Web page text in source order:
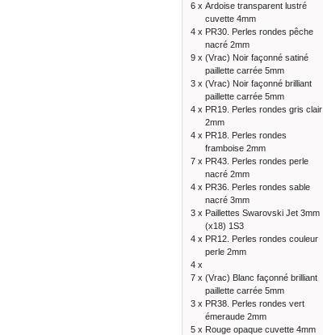
6 x Ardoise transparent lustré
cuvette 4mm
4 x PR30. Perles rondes pêche
nacré 2mm
9 x (Vrac) Noir façonné satiné
paillette carrée 5mm
3 x (Vrac) Noir façonné brilliant
paillette carrée 5mm
4 x PR19. Perles rondes gris clair
2mm
4 x PR18. Perles rondes
framboise 2mm
7 x PR43. Perles rondes perle
nacré 2mm
4 x PR36. Perles rondes sable
nacré 3mm
3 x Paillettes Swarovski Jet 3mm
(x18) 1S3
4 x PR12. Perles rondes couleur
perle 2mm
4 x
7 x (Vrac) Blanc façonné brilliant
paillette carrée 5mm
3 x PR38. Perles rondes vert
émeraude 2mm
5 x Rouge opaque cuvette 4mm